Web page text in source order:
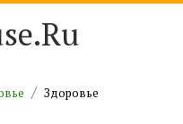
Здоровье